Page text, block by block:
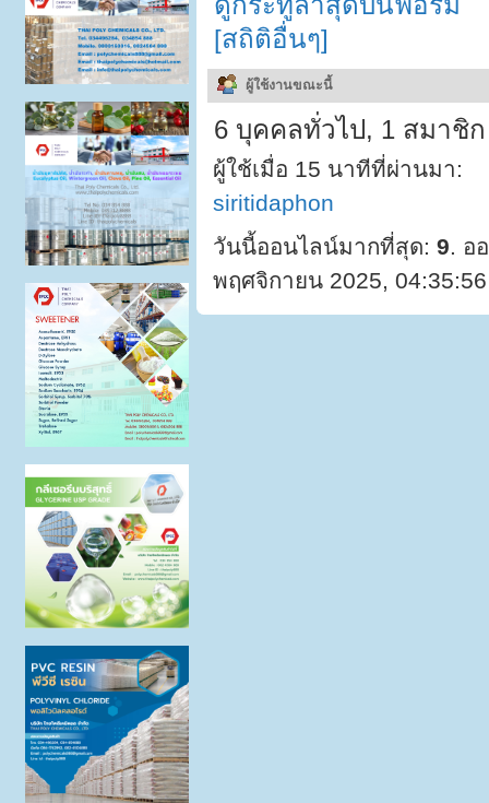
[สถิติอื่นๆ]
ผู้ใช้งานขณะนี้
6 บุคคลทั่วไป, 1 สมาชิก
ผู้ใช้เมื่อ 15 นาทีที่ผ่านมา:
siritidaphon
วันนี้ออนไลน์มากที่สุด:9. อ
พฤศจิกายน 2025,